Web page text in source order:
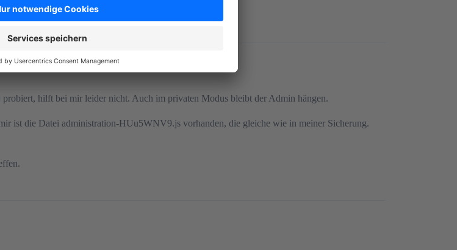
probiert, hilft bei mir leider nicht. Auch im privaten Modus bleibt der Admin hängen.
ist die Datei administration-HUu5WNV9.js vorhanden, die gleiche wie in meiner Sicherung.